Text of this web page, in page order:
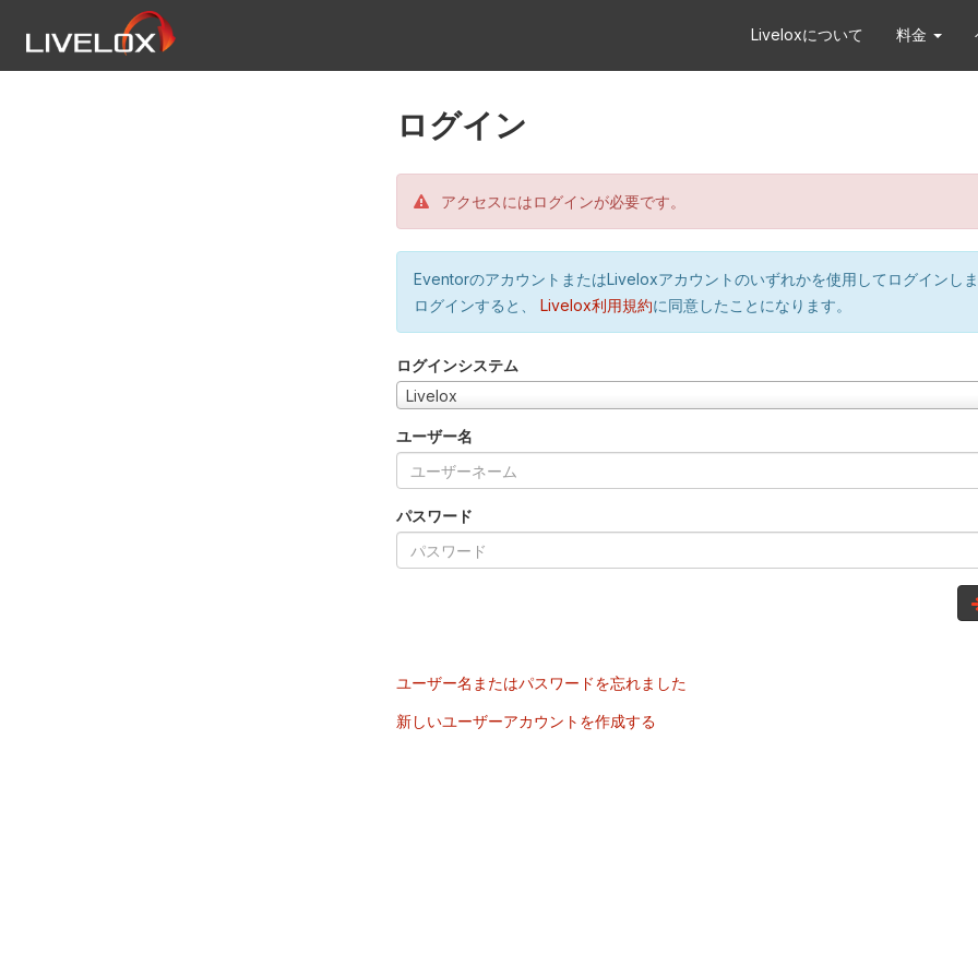
Liveloxについて 料金
ログイン
アクセスにはログインが必要です。
EventorのアカウントまたはLiveloxアカウントのいずれかを使用してログインし
ログインすると、
Livelox利用規約に同意したことになります。
ログインシステム
Livelox
ユーザー名
パスワード
ユーザー名またはパスワードを忘れました
新しいユーザーアカウントを作成する